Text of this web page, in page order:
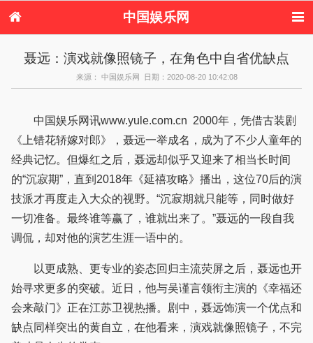
中国娱乐网
港台娱乐
日本娱乐 韩国娱乐
欧美娱乐
音乐新闻 影视新闻
内地明星八卦
八卦
聂远：演戏就像照镜子，在角色中自省优缺点
来源： 中国娱乐网 日期：2020-08-20 10:42:08
中国娱乐网讯www.yule.com.cn 2000年，凭借古装剧
《上错花轿嫁对郎》，聂远一举成名，成为了不少人童年的
经典记忆。但爆红之后，聂远却似乎又迎来了相当长时间
的“沉寂期”，直到2018年《延禧攻略》播出，这位70后的演
技派才再度走入大众的视野。“沉寂期就只能等，同时做好
一切准备。最终谁等赢了，谁就出来了。”聂远的一段自我
调侃，却对他的演艺生涯一语中的。
以更成熟、更专业的姿态回归主流荧屏之后，聂远也开
始寻求更多的突破。近日，他与吴谨言领衔主演的《幸福还
会来敲门》正在江苏卫视热播。剧中，聂远饰演一个优点和
缺点同样突出的黄自立，在他看来，演戏就像照镜子，不完